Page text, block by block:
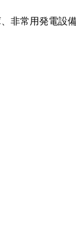
非常用発電設